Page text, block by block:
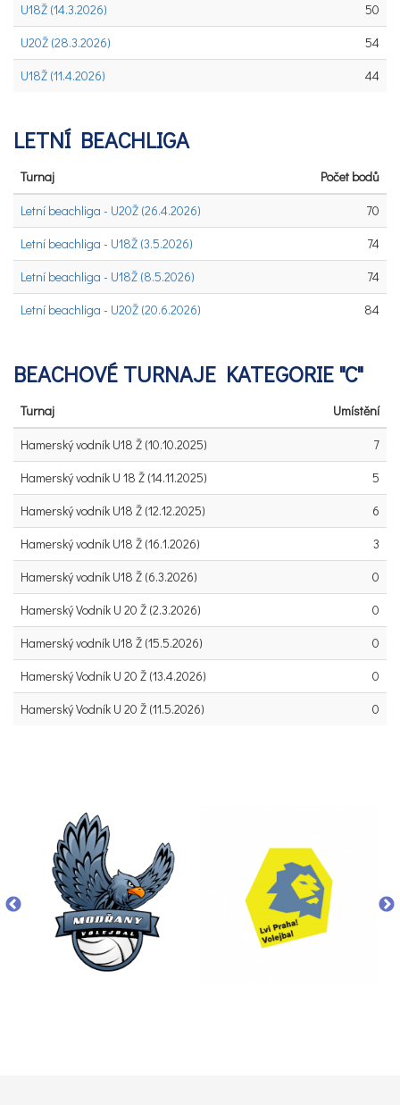
U18Ž (14.3.2026)
50
U20Ž (28.3.2026)
54
U18Ž (11.4.2026)
44
LETNÍ BEACHLIGA
Turnaj
Počet bodů
Letní beachliga - U20Ž (26.4.2026)
70
Letní beachliga - U18Ž (3.5.2026)
74
Letní beachliga - U18Ž (8.5.2026)
74
Letní beachliga - U20Ž (20.6.2026)
84
BEACHOVÉ TURNAJE KATEGORIE "C"
Turnaj
Umístění
Hamerský vodník U18 Ž (10.10.2025)
7
Hamerský vodník U 18 Ž (14.11.2025)
5
Hamerský vodník U18 Ž (12.12.2025)
6
Hamerský vodník U18 Ž (16.1.2026)
3
Hamerský vodník U18 Ž (6.3.2026)
0
Hamerský Vodník U 20 Ž (2.3.2026)
0
Hamerský vodník U18 Ž (15.5.2026)
0
Hamerský Vodník U 20 Ž (13.4.2026)
0
Hamerský Vodník U 20 Ž (11.5.2026)
0